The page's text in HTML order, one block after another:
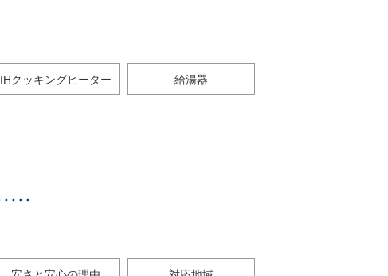
IHクッキングヒーター 給湯器